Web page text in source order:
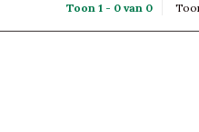
Toon 1 - 0 van 0